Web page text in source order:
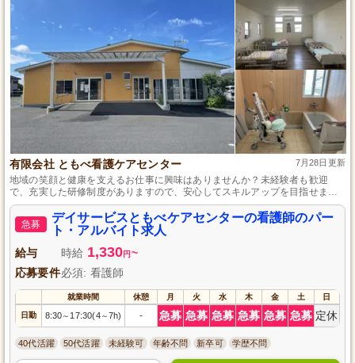
有限会社 ともべ看護ケアセンター 7月28日更新
地域の笑顔と健康を支えるお仕事に興味はありませんか？未経験者も歓迎
で、充実した研修制度がありますので、安心してスキルアップを目指せま
す。心温まるコミュニケーションを大切にしながら、質の高い看護ケアを提
供することで、利用者様の生活の充実につなげる、やりがいのある仕事で
す。急募
デイサービスともべケアセンターの看護師のパー
ト・アルバイト求人
給与 時給 1,330円 ~
応募要件必須: 看護師
就業時間 休憩 月 火 水 木 金 土 日
日勤 8:30～ 17:30(4～7h) - 急募 急募 急募 急募 急募 急募 定休
40代活躍 50代活躍 未経験可 年齢不問 新卒可 学歴不問